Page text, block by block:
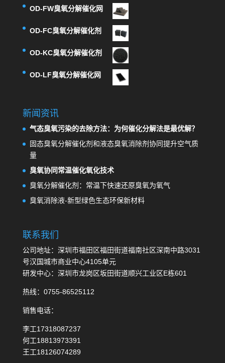
OD-FW臭氧分解催化网
OD-FC臭氧分解催化剂
OD-KC臭氧分解催化剂
OD-LF臭氧分解催化网
新闻资讯
气态臭氧污染的去除方法：为何催化分解法是最优解？
固态臭氧分解催化剂和液态臭氧消除剂协同提升空气质
量
臭氧协同常温催化氧化技术
臭氧分解催化剂：常温下快速还原臭氧为氧气
臭氧消除液-新型绿色生态环保新材料
联系我们
公司地址：深圳市福田区福田街道福南社区深南中路3031
号汉国城市商业中心4105单元
研发中心：深圳市龙岗区坂田街道顺兴工业区E栋601
热线：0755-86525112
销售电话：
李工17318087237
何工18813973391
王工18126074289